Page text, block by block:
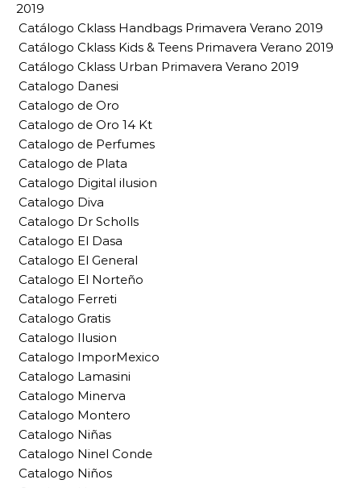
2019
Catálogo Cklass Handbags Primavera Verano 2019
Catálogo Cklass Kids & Teens Primavera Verano 2019
Catálogo Cklass Urban Primavera Verano 2019
Catalogo Danesi
Catalogo de Oro
Catalogo de Oro 14 Kt
Catalogo de Perfumes
Catalogo de Plata
Catalogo Digital ilusion
Catalogo Diva
Catalogo Dr Scholls
Catalogo El Dasa
Catalogo El General
Catalogo El Norteño
Catalogo Ferreti
Catalogo Gratis
Catalogo Ilusion
Catalogo ImporMexico
Catalogo Lamasini
Catalogo Minerva
Catalogo Montero
Catalogo Niñas
Catalogo Ninel Conde
Catalogo Niños